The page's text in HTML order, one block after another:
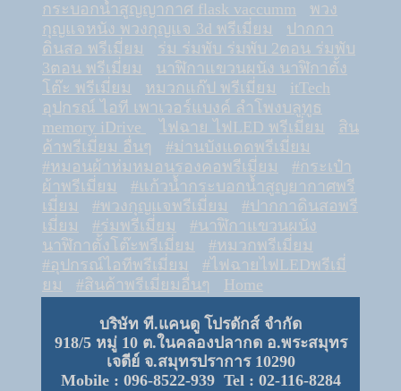
กระบอกน้ำสูญญากาศ flask vaccumm
พวง
กุญแจหนัง พวงกุญแจ 3d พรีเมี่ยม
ปากกา
ดินสอ พรีเมี่ยม
ร่ม ร่มพับ ร่มพับ 2ตอน ร่มพับ
3ตอน พรีเมี่ยม
นาฬิกาแขวนผนัง นาฬิกาตั้ง
โต๊ะ พรีเมี่ยม
หมวกแก๊ป พรีเมี่ยม
itTech
อุปกรณ์ ไอที เพาเวอร์แบงค์ ลำโพงบลูทูธ
memory iDrive
ไฟฉาย ไฟLED พรีเมี่ยม
สิน
ค้าพรีเมี่ยม อื่นๆ
#ม่านบังแดดพรีเมี่ยม
#หมอนผ้าห่มหมอนรองคอพรีเมี่ยม
#กระเป๋า
ผ้าพรีเมี่ยม
#แก้วน้ำกระบอกน้ำสูญยากาศพรี
เมี่ยม
#พวงกุญแจพรีเมี่ยม
#ปากกาดินสอพรี
เมี่ยม
#ร่มพรีเมี่ยม
#นาฬิกาแขวนผนัง
นาฬิกาตั้งโต๊ะพรีเมี่ยม
#หมวกพรีเมี่ยม
#อุปกรณ์ไอทีพรีเมี่ยม
#ไฟฉายไฟLEDพรีเมี่
ยม
#สินค้าพรีเมี่ยมอื่นๆ Home
บริษัท ที.แคนดู โปรดักส์ จำกัด
918/5 หมู่ 10 ต.ในคลองปลากด อ.พระสมุทร
เจดีย์ จ.สมุทรปราการ 10290
Mobile : 096-8522-939 Tel : 02-116-8284